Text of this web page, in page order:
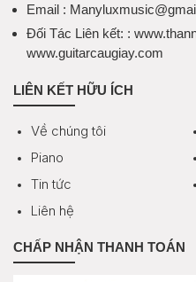
Email :
Đối Tác Liên kết: :
www.guitarcaugiay.com
LIÊN KẾT HỮU ÍCH
Về chúng tôi
Piano
Tin tức
Liên hệ
CHẤP NHẬN THANH TOÁN